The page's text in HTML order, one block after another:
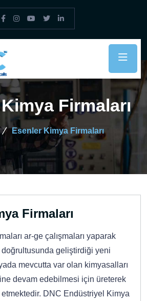
Firmaları
Esenler Kimya Firmaları
Firmaları
ar-ge çalışmaları yaparak
doğrultusunda geliştirdiği yeni
mevcutta var olan kimyasalları
devam edebilmesi için üreterek
DNC Endüstriyel Kimya